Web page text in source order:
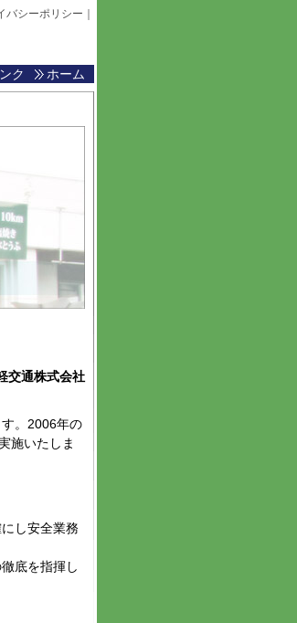
バシーポリシー
ホーム
ク
交通株式会社
。2006年の
施いたしま
し安全業務
底を指揮し